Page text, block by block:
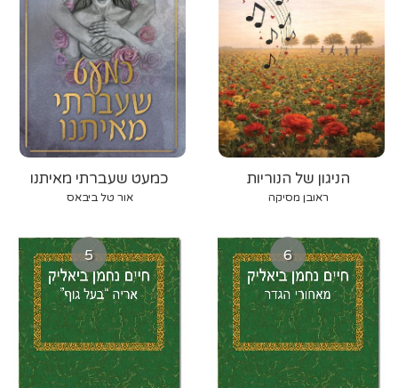
כמעט שעברתי מאיתנו
אור טל ביבאס
הניגון של הנוריות
ראובן מסיקה
5 6